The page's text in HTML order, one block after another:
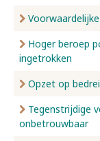
Hoger beroep
ingetrokken
Opzet op
Tegenstrijdige
onbetrouwbaar